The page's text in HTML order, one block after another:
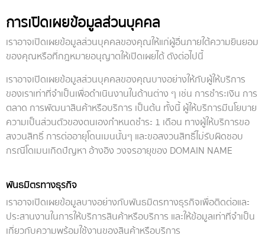
การเปิดเผยข้อมูลส่วนบุคคล
เราอาจเปิดเผยข้อมูลส่วนบุคคลของคุณให้แก่ผู้อื่นภายใต้ความยินยอม
ของคุณหรือที่กฎหมายอนุญาตให้เปิดเผยได้ ดังต่อไปนี้
เราอาจเปิดเผยข้อมูลส่วนบุคคลของคุณบางอย่างให้กับผู้ให้บริการ
ของเราเท่าที่จำเป็นเพื่อดำเนินงานในด้านต่าง ๆ เช่น การชำระเงิน การ
ตลาด การพัฒนาสินค้าหรือบริการ เป็นต้น ทั้งนี้ ผู้ให้บริการมีนโยบาย
ความเป็นส่วนตัวของตนเองกำหนดชำระ 1 เดือน ทางผู้ให้บริการขอ
สงวนสิทธิ์ การต่ออายุโดนเมนนั้นๆ และขอสงวนสิทธิ์ไม่รับผิดชอบ
กรณีโดเมนเกิดปัญหา อ้างอิง วงจรอายุของ DOMAIN NAME
พันธมิตรทางธุรกิจ
เราอาจเปิดเผยข้อมูลบางอย่างกับพันธมิตรทางธุรกิจเพื่อติดต่อและ
ประสานงานในการให้บริการสินค้าหรือบริการ และให้ข้อมูลเท่าที่จำเป็น
เกี่ยวกับความพร้อมใช้งานของสินค้าหรือบริการ